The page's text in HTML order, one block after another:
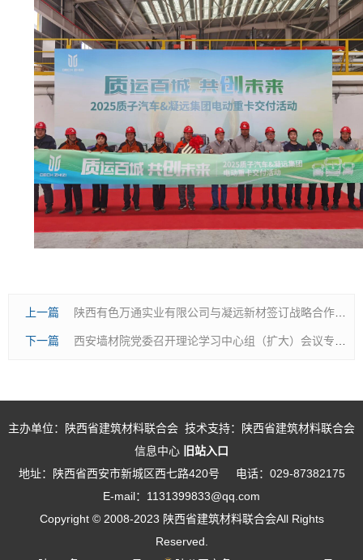
上一篇 陕西有色万通实业有限公司与凝远新材签订战略合作协议
下一篇
主办单位：陕西省建筑材料联合会 技术支持：陕西省建筑材料联合会
信息中心
旧站入口
地址：陕西省西安市新城区西七路420号
电话：029-87382175
E-mail：1131399833@qq.com
Copyright © 2008-2023 陕西省建筑材料联合会All Rights
Reserved.